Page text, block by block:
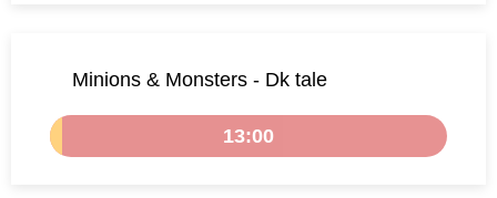
Minions & Monsters - Dk tale
13:00